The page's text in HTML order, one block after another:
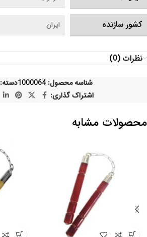
کشور سازنده ایران
نظرات (0)
شناسه محصول:1000064دسته:
اشتراک گذاری:
محصولات مشابه